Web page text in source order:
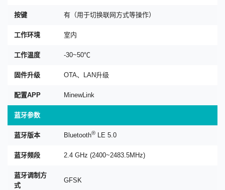
按键 有（用于切换联网方式等操作）
工作环境 室内
工作温度 -30~50℃
固件升级 OTA、LAN升级
配置APP MinewLink
蓝牙参数
蓝牙版本 Bluetooth® LE 5.0
蓝牙频段 2.4 GHz (2400~2483.5MHz)
蓝牙调制方
式
GFSK